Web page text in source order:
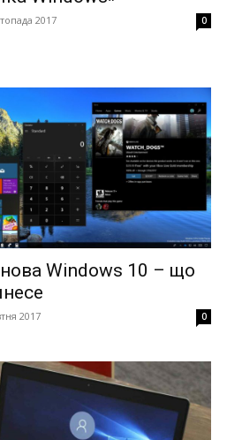
2017 0
Windows 10 – що
2017 0